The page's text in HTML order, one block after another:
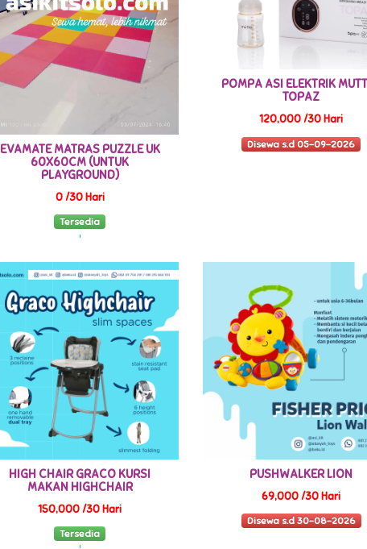
EVAMATE MATRAS PUZZLE UK
60X60CM (UNTUK
PLAYGROUND)
0 /30 Hari
Tersedia
POMPA ASI ELEKTRIK
TOPAZ
120,000 /30 Hari
Disewa s.d 05-09-2026
HIGH CHAIR GRACO KURSI
MAKAN HIGHCHAIR
150,000 /30 Hari
Tersedia
PUSHWALKER LION
69,000 /30 Hari
Disewa s.d 30-08-2026